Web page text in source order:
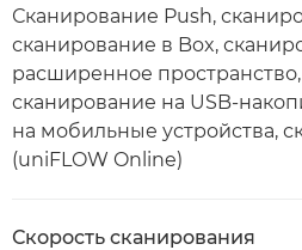
Сканирование Push,
сканирование в Box,
расширенное
сканирование на USB-
на мобильные устройства,
(uniFLOW Online)
Скорость сканирования